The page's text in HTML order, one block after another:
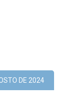
DE 2024